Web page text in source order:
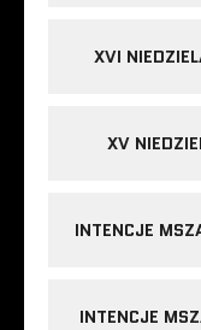
XVI
XV
INTENCJE
INTENCJE